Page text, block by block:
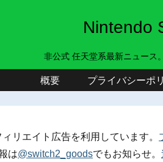
Nintendo
非公式 任天堂系最新ニュース
概要 プライバシーポ
リエイト広告を利用しています。
は@switch2_goodsでもお知らせ。